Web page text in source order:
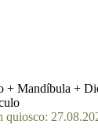
+ Mandíbula +
quiosco: